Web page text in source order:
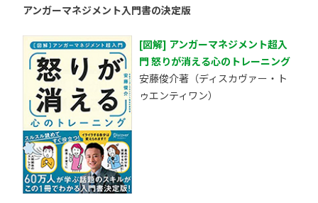
アンガーマネジメント入門書の決定版
[図解] アンガーマネジメント超入
門 怒りが消える心のトレーニング
安藤俊介著（ディスカヴァー・ト
ゥエンティワン）